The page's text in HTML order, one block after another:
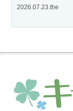
2026.07.23.the